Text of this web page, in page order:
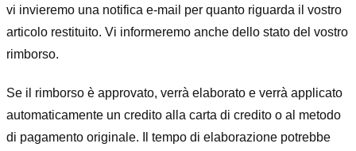
vi invieremo una notifica e-mail per quanto riguarda il vostro
articolo restituito. Vi informeremo anche dello stato del vostro
rimborso.
Se il rimborso è approvato, verrà elaborato e verrà applicato
automaticamente un credito alla carta di credito o al metodo
di pagamento originale. Il tempo di elaborazione potrebbe